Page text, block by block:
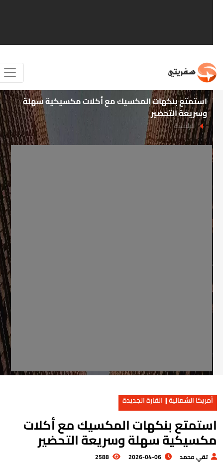
استمتع بنكهات المكسيك مع أكلات مكسيكية سهلة
وسريعة التحضير
الرئيسية
أمريكا الشمالية || القارة الجديدة
بنكهات المكسيك مع أكلات
سهلة وسريعة التحضير
تقي محمد 2026-04-06
2588